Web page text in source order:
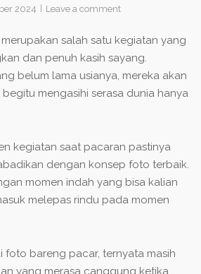
2024 Leave a comment
salah satu kegiatan yang
dan penuh kasih sayang.
belum lama usianya, mereka akan
mengasihi serasa dunia hanya
kegiatan saat pacaran pastinya
dengan konsep foto terbaik.
momen indah yang bisa kalian
melepas rindu pada momen
foto bareng pacar, ternyata masih
yang merasa canggung ketika